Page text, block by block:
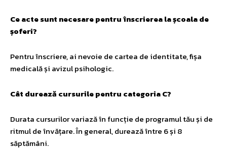
Ce acte sunt necesare pentru înscrierea la școala de
șoferi?
Pentru înscriere, ai nevoie de cartea de identitate, fișa
medicală și avizul psihologic.
Cât durează cursurile pentru categoria C?
Durata cursurilor variază în funcție de programul tău și de
ritmul de învățare. În general, durează între 6 și 8
săptămâni.